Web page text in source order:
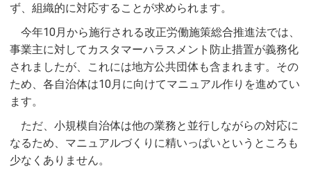
ず、組織的に対応することが求められます。
今年10月から施行される改正労働施策総合推進法では、
事業主に対してカスタマーハラスメント防止措置が義務化
されましたが、これには地方公共団体も含まれます。その
ため、各自治体は10月に向けてマニュアル作りを進めてい
ます。
ただ、小規模自治体は他の業務と並行しながらの対応に
なるため、マニュアルづくりに精いっぱいというところも
少なくありません。